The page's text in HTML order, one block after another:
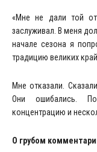
«Мне не дали той
заслуживал. В меня
начале сезона я
традицию великих
Мне отказали.
Они ошибались.
концентрацию и
О грубом